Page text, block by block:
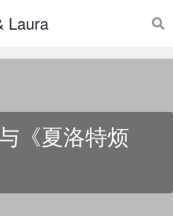
Laura
《夏洛特烦